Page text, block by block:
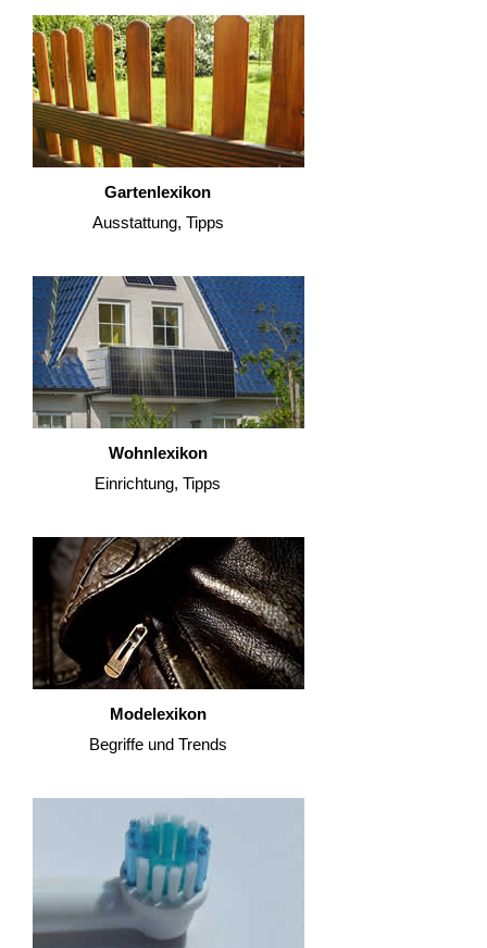
Gartenlexikon
Ausstattung, Tipps
Wohnlexikon
Einrichtung, Tipps
Modelexikon
Begriffe und Trends